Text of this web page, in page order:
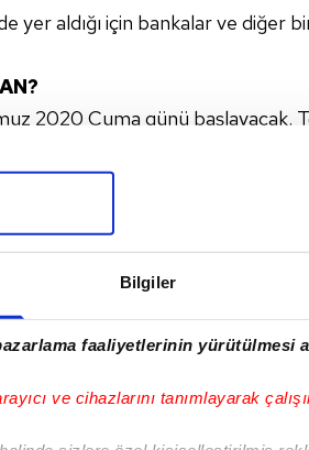
Bilgiler
faaliyetlerinin yürütülmesi
ve cihazlarını tanımlayarak
yer aldığı için bankalar ve diğer
2020 Cuma günü başlayacak.